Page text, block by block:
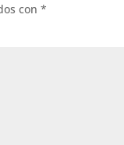
con*